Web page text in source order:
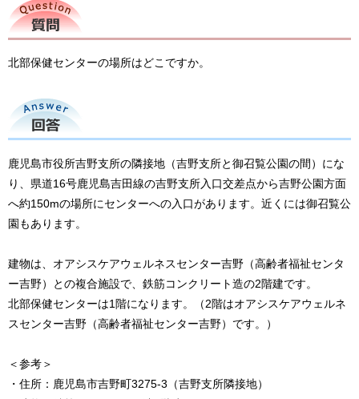
質問
北部保健センターの場所はどこですか。
回答
鹿児島市役所吉野支所の隣接地（吉野支所と御召覧公園の間）にな
り、県道16号鹿児島吉田線の吉野支所入口交差点から吉野公園方面
へ約150mの場所にセンターへの入口があります。近くには御召覧公
園もあります。
建物は、オアシスケアウェルネスセンター吉野（高齢者福祉センタ
ー吉野）との複合施設で、鉄筋コンクリート造の2階建です。
北部保健センターは1階になります。（2階はオアシスケアウェルネ
スセンター吉野（高齢者福祉センター吉野）です。）
＜参考＞
・住所：鹿児島市吉野町3275-3（吉野支所隣接地）